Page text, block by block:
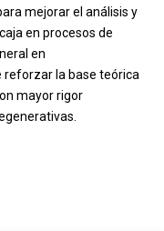
mejorar el análisis y
en procesos de
en
reforzar la base teórica
mayor rigor